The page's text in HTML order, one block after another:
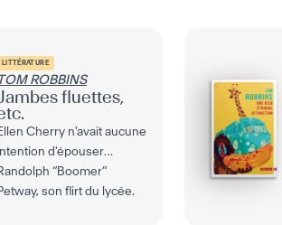
LITTÉRATURE
ROBBINS
fluettes,
Cherry n'avait aucune
d'épouser
“Boomer”
son flirt du lycée.